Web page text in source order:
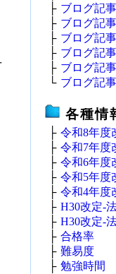
├ ブログ記
├ ブログ記
├ ブログ記
├ ブログ記
├ ブログ記
└ ブログ記
各種情
├ 令和8年度
├ 令和7年度
├ 令和6年度
├ 令和5年度
├ 令和4年度
├ H30改定‐
├ H30改定‐
├ 合格率
├ 難易度
├ 勉強時間